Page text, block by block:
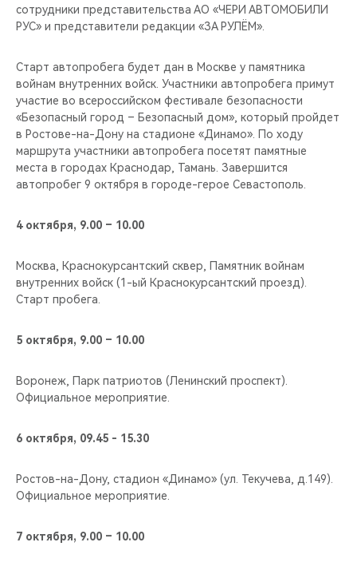
ВИДЕООБЗОРЫ
сотрудники представительства АО «ЧЕРИ АВТОМОБИЛИ
РУС» и представители редакции «ЗА РУЛЁМ».
Старт автопробега будет дан в Москве у памятника
войнам внутренних войск. Участники автопробега примут
участие во всероссийском фестивале безопасности
«Безопасный город – Безопасный дом», который пройдет
в Ростове-на-Дону на стадионе «Динамо». По ходу
маршрута участники автопробега посетят памятные
места в городах Краснодар, Тамань. Завершится
автопробег 9 октября в городе-герое Севастополь.
4 октября, 9.00 – 10.00
Москва, Краснокурсантский сквер, Памятник войнам
внутренних войск (1-ый Краснокурсантский проезд).
Старт пробега.
5 октября, 9.00 – 10.00
Воронеж, Парк патриотов (Ленинский проспект).
Официальное мероприятие.
6 октября, 09.45 - 15.30
Ростов-на-Дону, cтадион «Динамо» (ул. Текучева, д.149).
Официальное мероприятие.
7 октября, 9.00 – 10.00